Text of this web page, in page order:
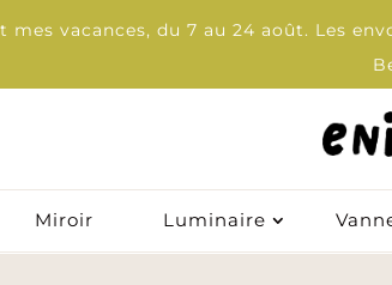
mes vacances, du 7 au 24 août. Les
Miroir Luminaire
Miroir Luminaire